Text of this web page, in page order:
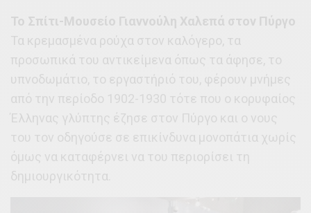
Το Σπίτι-Μουσείο Γιαννούλη Χαλεπά στον Πύργο
Τα κρεμασμένα ρούχα στον καλόγερο, τα
προσωπικά του αντικείμενα όπως τα άφησε, το
υπνοδωμάτιο, το εργαστήριό του, φέρουν μνήμες
από την περίοδο 1902-1930 τότε που ο κορυφαίος
Έλληνας γλύπτης έζησε στον Πύργο και ο νους
του τον οδηγούσε σε επικίνδυνα μονοπάτια χωρίς
όμως να καταφέρνει να του περιορίσει τη
δημιουργικότητα.